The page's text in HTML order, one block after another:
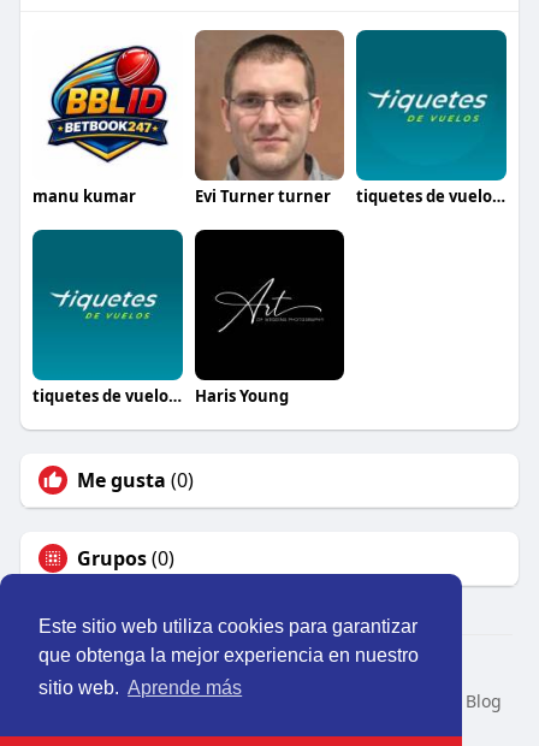
Este sitio web utiliza cookies para garantizar
que obtenga la mejor experiencia en nuestro
sitio web. Aprende más
manu kumar Evi Turner turner tiquetes de vuelos colombia
tiquetes de vuelos mexico Haris Young
Me gusta (0)
Grupos(0)
© 2026 Perú Activo
Inicio
Nosotros Contacto
Blog